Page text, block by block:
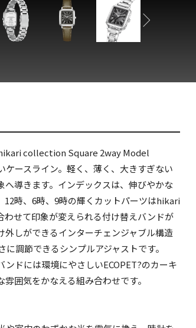
collection Square 2way Model
ースライン。軽く、薄く、大きすぎない
へ導きます。インデックスは、伸びやかな
12時、6時、9時の輝くカットパーツはhikari
わせて印象が変えられる付け替えバンドが
外しができるインターチェンジャブル構造
調節できるシンプルアジャストです。
ドには環境にやさしいECOPET?のカーキ
囲気をかなえる組み合わせです。